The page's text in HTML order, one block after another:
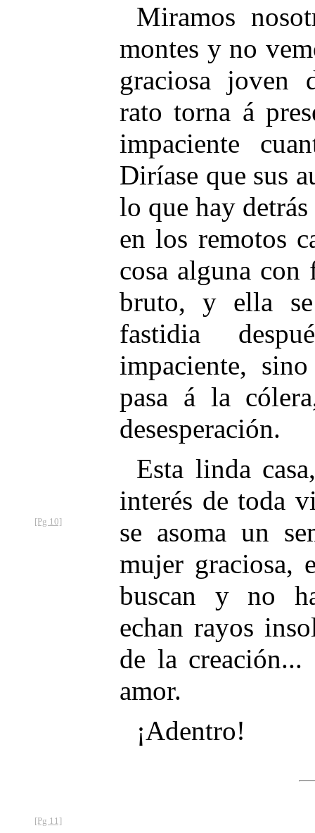
Miramos
montes y no
graciosa joven
rato torna á
impaciente
Diríase que sus
lo que hay
en los remotos
cosa alguna
bruto, y ella
fastidia
impaciente,
pasa á la
desesperación.
Esta linda
interés de toda
se
[Pg 10]
asoma un
mujer graciosa,
buscan y no
echan rayos
de la
amor.
¡Adentro!
[Pg 11]